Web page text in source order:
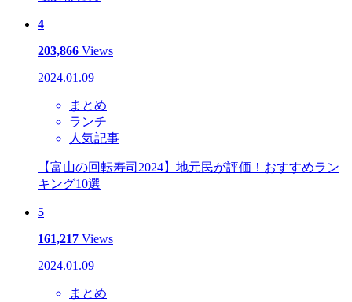
4
203,866 Views
2024.01.09
まとめ
ランチ
人気記事
【富山の回転寿司2024】地元民が評価！おすすめラン
キング10選
5
161,217 Views
2024.01.09
まとめ